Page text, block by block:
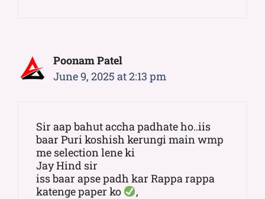
Poonam Patel
June 9, 2025 at 2:13 pm
Sir aap bahut accha padhate ho..iis
baar Puri koshish kerungi main wmp
me selection lene ki
Jay Hind sir
iss baar apse padh kar Rappa rappa
katenge paper ko
,